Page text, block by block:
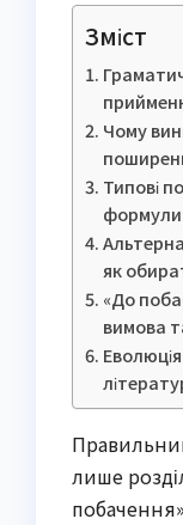
Зміст
Чому
Типові
як
«До
вимова
лише